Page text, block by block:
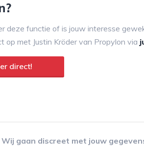
deze functie of is jouw interesse
op met Justin Kröder van Propylon via
direct!
Wij gaan discreet met jouw